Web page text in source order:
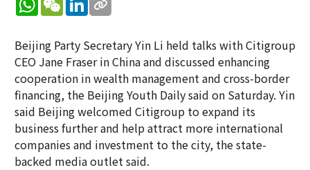
Beijing Party Secretary Yin Li held talks with Citigroup
CEO Jane Fraser in China and discussed enhancing
cooperation in wealth management and cross-border
financing, the Beijing Youth Daily said on Saturday. Yin
said Beijing welcomed Citigroup to expand its
business further and help attract more international
companies and investment to the city, the state-
backed media outlet said.